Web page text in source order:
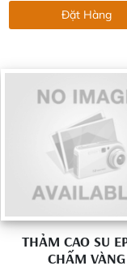
Đặt Hàng
THẢM CAO SU
CHẤM VÀNG